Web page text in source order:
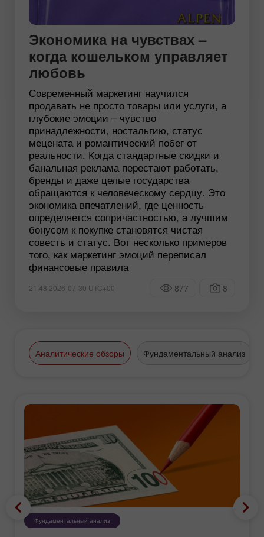
Экономика на чувствах –
когда кошельком управляет
любовь
Современный маркетинг научился
продавать не просто товары или услуги, а
глубокие эмоции – чувство
принадлежности, ностальгию, статус
мецената и романтический побег от
реальности. Когда стандартные скидки и
банальная реклама перестают работать,
бренды и даже целые государства
обращаются к человеческому сердцу. Это
экономика впечатлений, где ценность
определяется сопричастностью, а лучшим
бонусом к покупке становятся чистая
совесть и статус. Вот несколько примеров
того, как маркетинг эмоций переписал
финансовые правила
21:48 2026-07-30 UTC+00 877 8
Аналитические обзоры Фундаментальный анализ
Фундаментальный анализ